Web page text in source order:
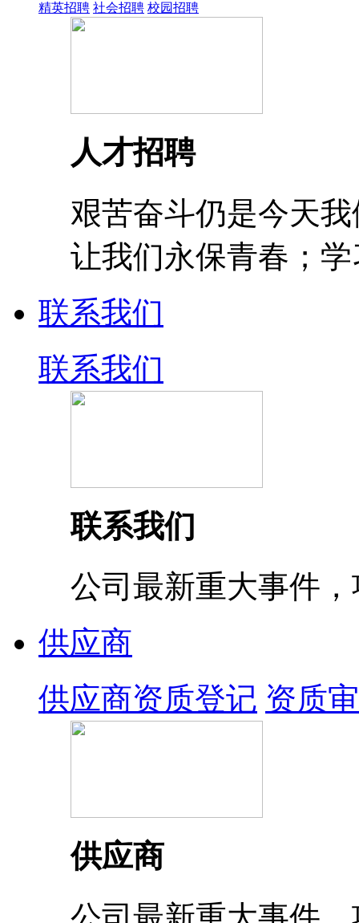
精英招聘 社会招聘 校园招聘
人才招聘
艰苦奋斗仍是今天
让我们永保青春；
联系我们
联系我们
联系我们
公司最新重大事件
供应商
供应商资质登记 资质
供应商